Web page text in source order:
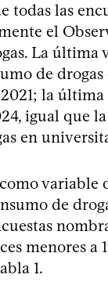
todas las
el
La última
de drogas
la
igual que
en
variable
de
menores a
1.